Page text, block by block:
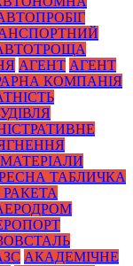
АГЕНТ АГЕНТ
КОМПАНІЯ
ТАБЛИЧКА
АКАДЕМІЧНЕ